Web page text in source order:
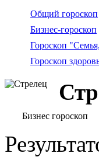
Общий гороскоп
Бизнес-гороскоп
Гороскоп
Гороскоп
Бизнес гороскоп